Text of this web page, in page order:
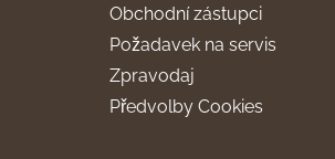
Obchodní zástupci
Požadavek na servis
Zpravodaj
Předvolby Cookies